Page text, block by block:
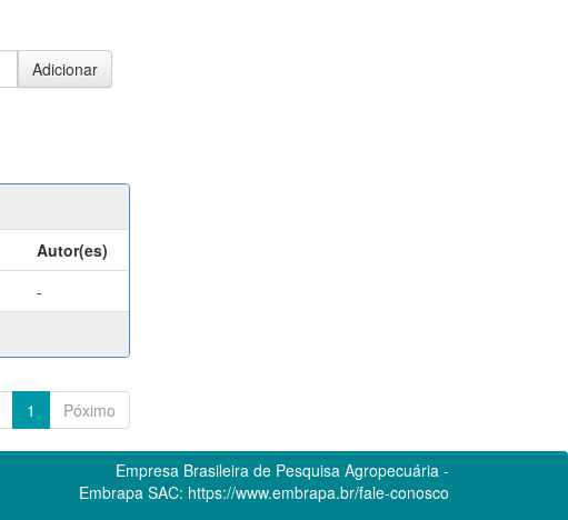
Autor(es)
-
1 Póximo
Empresa Brasileira de Pesquisa Agropecuária -
Embrapa SAC: https://www.embrapa.br/fale-conosco